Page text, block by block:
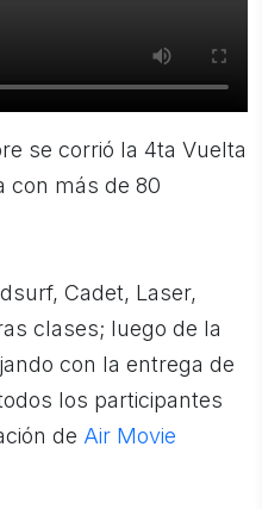
se corrió la 4ta Vuelta
con más de 80
Cadet, Laser,
clases; luego de la
con la entrega de
los participantes
de Air Movie